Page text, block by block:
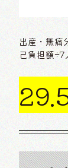
出産・無痛
己負担額÷7